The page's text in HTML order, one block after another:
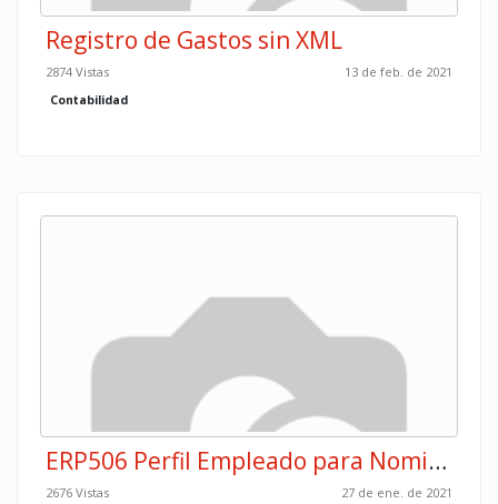
Registro de Gastos sin XML
2874 Vistas 13 de feb. de 2021
Contabilidad
ERP506 Perfil Empleado para Nomina
2676 Vistas 27 de ene. de 2021